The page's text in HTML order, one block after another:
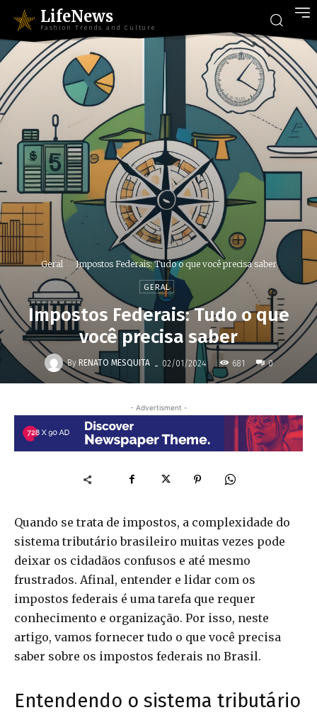
LifeNews
Fashion Trends and Culture
Geral Impostos Federais: Tudo o que você precisa saber
GERAL
Impostos Federais: Tudo o que
você precisa saber
By RENATO MESQUITA - 02/01/2024 681 0
- Advertisment -
Quando se trata de impostos, a complexidade do
sistema tributário brasileiro muitas vezes pode
deixar os cidadãos confusos e até mesmo
frustrados. Afinal, entender e lidar com os
impostos federais é uma tarefa que requer
conhecimento e organização. Por isso, neste
artigo, vamos fornecer tudo o que você precisa
saber sobre os impostos federais no Brasil.
Entendendo o sistema tributário